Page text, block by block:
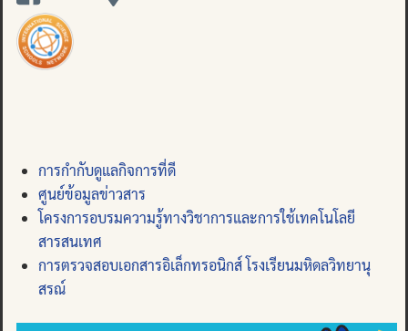
การกำกับดูแลกิจการที่ดี
ศูนย์ข้อมูลข่าวสาร
โครงการอบรมความรู้ทางวิชาการและการใช้เทคโนโลยี
สารสนเทศ
การตรวจสอบเอกสารอิเล็กทรอนิกส์ โรงเรียนมหิดลวิทยานุ
สรณ์